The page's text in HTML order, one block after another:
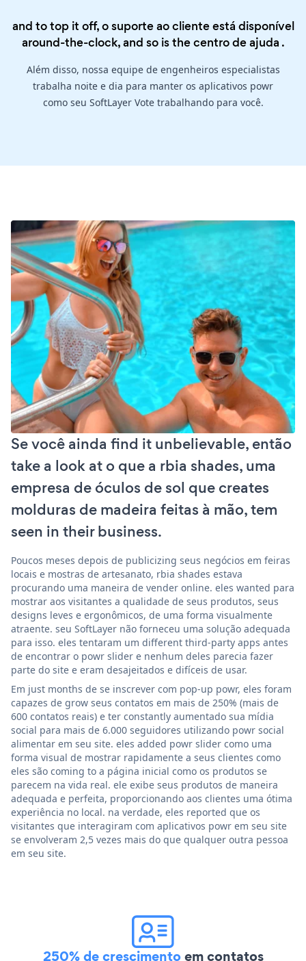
and to top it off, o suporte ao cliente está disponível
around-the-clock, and so is thecentro de ajuda .
Além disso, nossa equipe de engenheiros especialistas
trabalha noite e dia para manter os aplicativos powr
como seu SoftLayer Vote trabalhando para você.
Se você ainda find it unbelievable, então
take a look at o que a rbia shades, uma
empresa de óculos de sol que creates
molduras de madeira feitas à mão, tem
seen in their business.
Poucos meses depois de publicizing seus negócios em feiras
locais e mostras de artesanato, rbia shades estava
procurando uma maneira de vender online. eles wanted para
mostrar aos visitantes a qualidade de seus produtos, seus
designs leves e ergonômicos, de uma forma visualmente
atraente. seu SoftLayer não forneceu uma solução adequada
para isso. eles tentaram um different third-party apps antes
de encontrar o powr slider e nenhum deles parecia fazer
parte do site e eram desajeitados e difíceis de usar.
Em just months de se inscrever com pop-up powr, eles foram
capazes de grow seus contatos em mais de 250% (mais de
600 contatos reais) e ter constantly aumentado sua mídia
social para mais de 6.000 seguidores utilizando powr social
alimentar em seu site. eles added powr slider como uma
forma visual de mostrar rapidamente a seus clientes como
eles são coming to a página inicial como os produtos se
parecem na vida real. ele exibe seus produtos de maneira
adequada e perfeita, proporcionando aos clientes uma ótima
experiência no local. na verdade, eles reported que os
visitantes que interagiram com aplicativos powr em seu site
se envolveram 2,5 vezes mais do que qualquer outra pessoa
em seu site.
250% de crescimentoem contatos